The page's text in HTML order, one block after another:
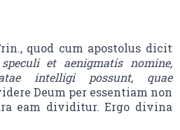
quod cum apostolus dicit
et aenigmatis nomine,
intelligi possunt, quae
Deum per essentiam non
eam dividitur. Ergo divina